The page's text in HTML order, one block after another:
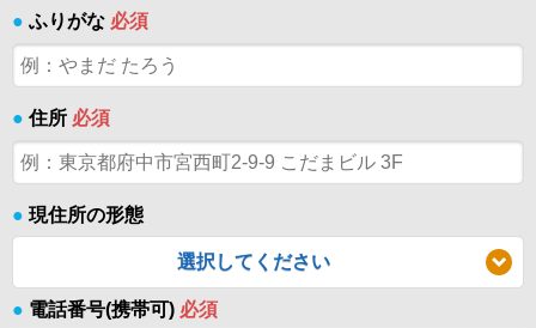
● ふりがな 必須
● 住所 必須
● 現住所の形態
選択してください
● 電話番号(携帯可) 必須